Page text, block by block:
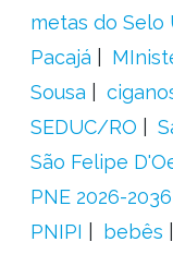
metas do Selo
Pacajá
Sousa
SEDUC/RO
São Felipe
PNE 2026-2036
PNIPI
bebês